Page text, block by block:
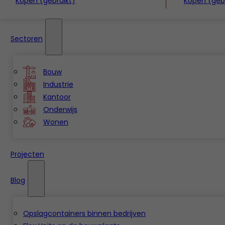
Sectoren
Bouw
Industrie
Kantoor
Onderwijs
Wonen
Projecten
Blog
Opslagcontainers binnen bedrijven